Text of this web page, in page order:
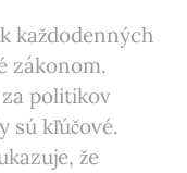
každodenných
zákonom.
politikov
sú kľúčové.
že